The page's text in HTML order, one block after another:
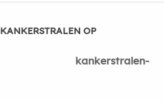
KANKERSTRALEN OP
kankerstralen-